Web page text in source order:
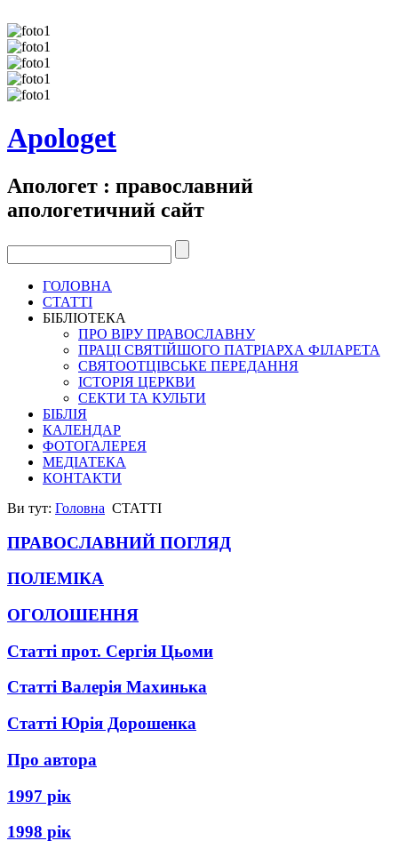
Apologet
Апологет : православний
апологетичний сайт
ГОЛОВНА
СТАТТІ
БІБЛІОТЕКА
ПРО ВІРУ ПРАВОСЛАВНУ
ПРАЦІ СВЯТІЙШОГО ПАТРІАРХА ФІЛАРЕТА
СВЯТООТЦІВСЬКЕ ПЕРЕДАННЯ
ІСТОРІЯ ЦЕРКВИ
СЕКТИ ТА КУЛЬТИ
БІБЛІЯ
КАЛЕНДАР
ФОТОГАЛЕРЕЯ
МЕДІАТЕКА
КОНТАКТИ
Ви тут: Головна СТАТТІ
ПРАВОСЛАВНИЙ ПОГЛЯД
ПОЛЕМІКА
ОГОЛОШЕННЯ
Статті прот. Сергія Цьоми
Статті Валерія Махинька
Статті Юрія Дорошенка
Про автора
1997 рік
1998 рік